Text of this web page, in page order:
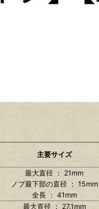
主要サイズ
最大直径 ： 21mm
ノブ最下部の直径 ： 15mm
全長 ： 41mm
最大直径 ： 27.1mm